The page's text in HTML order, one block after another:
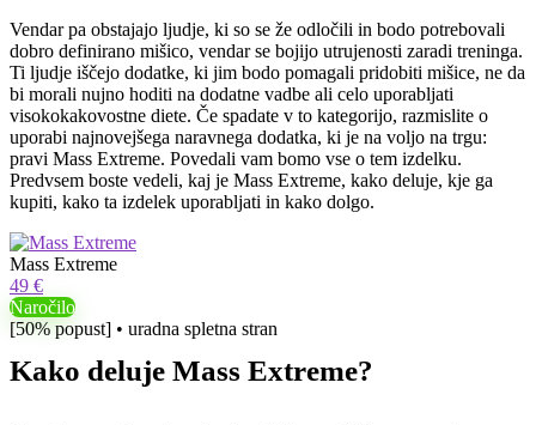
Vendar pa obstajajo ljudje, ki so se že odločili in bodo potrebovali
dobro definirano mišico, vendar se bojijo utrujenosti zaradi treninga.
Ti ljudje iščejo dodatke, ki jim bodo pomagali pridobiti mišice, ne da
bi morali nujno hoditi na dodatne vadbe ali celo uporabljati
visokokakovostne diete. Če spadate v to kategorijo, razmislite o
uporabi najnovejšega naravnega dodatka, ki je na voljo na trgu:
pravi Mass Extreme. Povedali vam bomo vse o tem izdelku.
Predvsem boste vedeli, kaj je Mass Extreme, kako deluje, kje ga
kupiti, kako ta izdelek uporabljati in kako dolgo.
Mass Extreme
49 €
Naročilo
[50% popust] • uradna spletna stran
Kako deluje Mass Extreme?